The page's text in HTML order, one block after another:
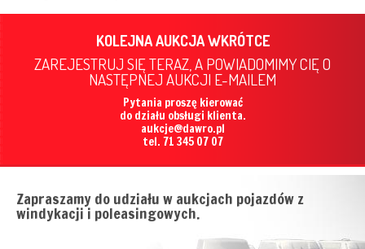
KOLEJNA AUKCJA WKRÓTCE
ZAREJESTRUJ SIĘ TERAZ, A POWIADOMIMY CIĘ O
NASTĘPNEJ AUKCJI E-MAILEM
Pytania proszę kierować
do działu obsługi klienta.
aukcje@dawro.pl
tel. 71 345 07 07
Zapraszamy do udziału w aukcjach pojazdów z
windykacji i poleasingowych.